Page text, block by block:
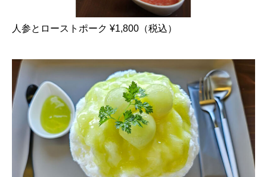
人参とローストポーク ¥1,800（税込）